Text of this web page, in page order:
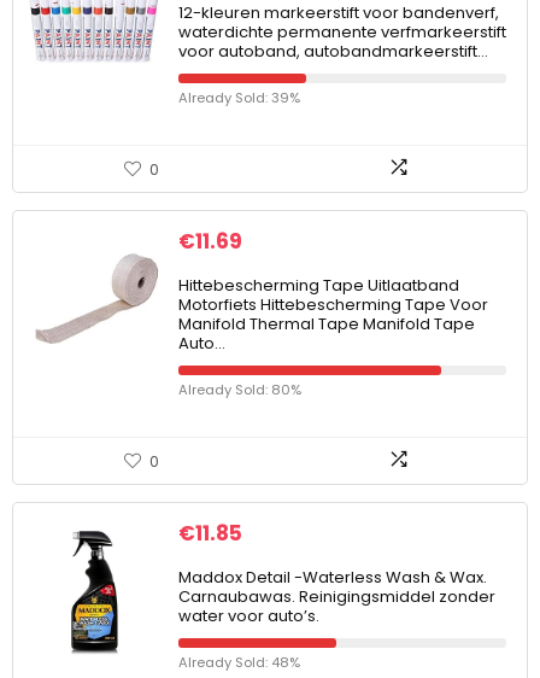
12-kleuren markeerstift voor bandenverf,
waterdichte permanente verfmarkeerstift
voor autoband, autobandmarkeerstift…
Already Sold: 39%
0
€11.69
Hittebescherming Tape Uitlaatband
Motorfiets Hittebescherming Tape Voor
Manifold Thermal Tape Manifold Tape
Auto…
Already Sold: 80%
0
€11.85
Maddox Detail -Waterless Wash & Wax.
Carnaubawas. Reinigingsmiddel zonder
water voor auto’s.
Already Sold: 48%